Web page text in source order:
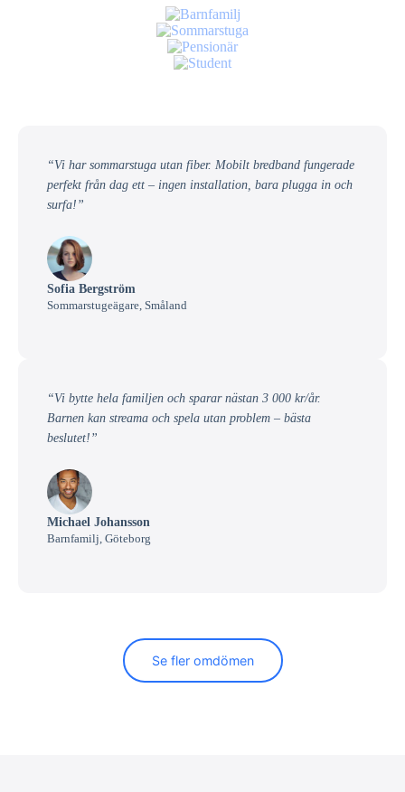
“Vi har sommarstuga utan fiber. Mobilt bredband fungerade
perfekt från dag ett – ingen installation, bara plugga in och
surfa!”
Sofia Bergström
Sommarstugeägare, Småland
“Vi bytte hela familjen och sparar nästan 3 000 kr/år.
Barnen kan streama och spela utan problem – bästa
beslutet!”
Michael Johansson
Barnfamilj, Göteborg
Se fler omdömen